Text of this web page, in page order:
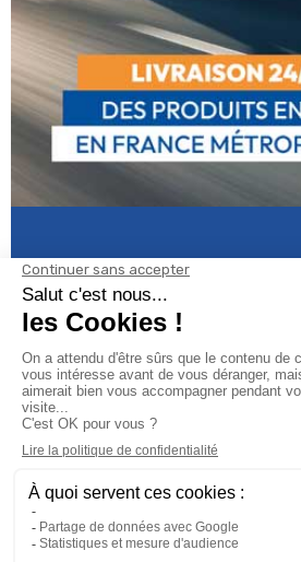
Informations
Climservice
Informations